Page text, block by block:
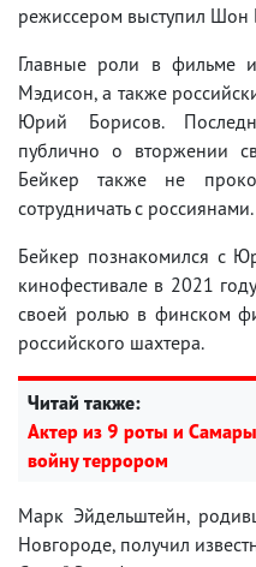
режиссером выступил Шон
Главные роли в фильме
Мэдисон, а также
Юрий Борисов.
публично о вторжении
Бейкер также не
сотрудничать с россиянами.
Бейкер познакомился с
кинофестивале в 2021
своей ролью в финском
российского шахтера.
Читай также:
Актер из 9 роты и
войну террором
Марк Эйдельштейн,
Новгороде, получил